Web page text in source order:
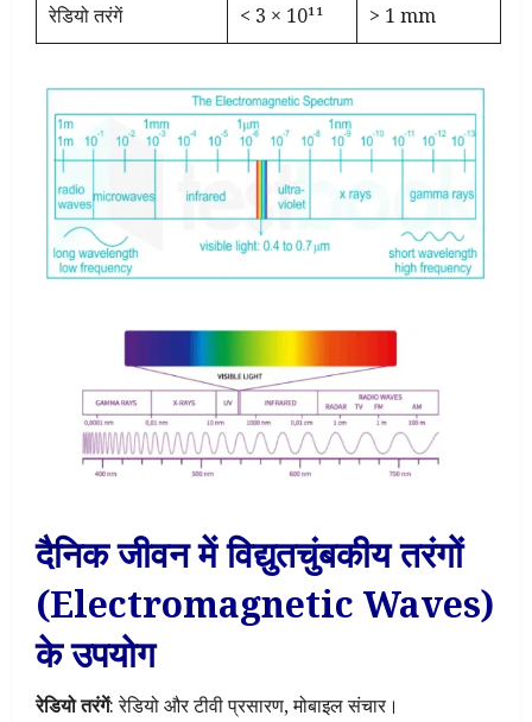
रेडियो तरंगें < 3 × 10¹¹ > 1 mm
दैनिक जीवन में विद्युतचुंबकीय तरंगों
(Electromagnetic Waves)
के उपयोग
रेडियो तरंगें: रेडियो और टीवी प्रसारण, मोबाइल संचार।